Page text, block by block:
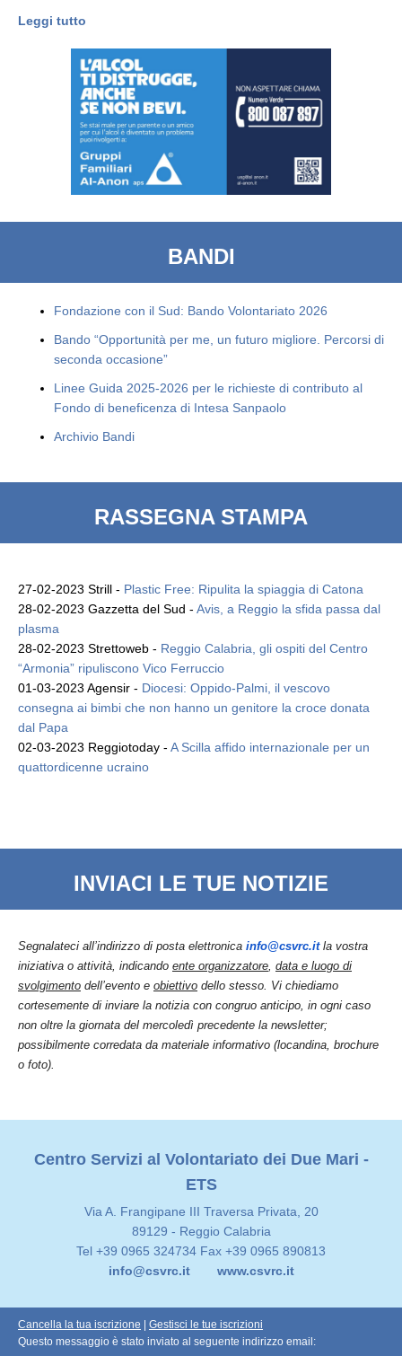
Leggi tutto
BANDI
Fondazione con il Sud: Bando Volontariato 2026
Bando “Opportunità per me, un futuro migliore. Percorsi di
seconda occasione”
Linee Guida 2025-2026 per le richieste di contributo al
Fondo di beneficenza di Intesa Sanpaolo
Archivio Bandi
RASSEGNA STAMPA
27-02-2023 Strill - Plastic Free: Ripulita la spiaggia di Catona
28-02-2023 Gazzetta del Sud - Avis, a Reggio la sfida passa dal
plasma
28-02-2023 Strettoweb - Reggio Calabria, gli ospiti del Centro
“Armonia” ripuliscono Vico Ferruccio
01-03-2023 Agensir - Diocesi: Oppido-Palmi, il vescovo
consegna ai bimbi che non hanno un genitore la croce donata
dal Papa
02-03-2023 Reggiotoday - A Scilla affido internazionale per un
quattordicenne ucraino
INVIACI LE TUE NOTIZIE
Segnalateci all’indirizzo di posta elettronica info@csvrc.it la vostra
iniziativa o attività, indicando ente organizzatore, data e luogo di
svolgimento dell’evento e obiettivo dello stesso. Vi chiediamo
cortesemente di inviare la notizia con congruo anticipo, in ogni caso
non oltre la giornata del mercoledì precedente la newsletter;
possibilmente corredata da materiale informativo (locandina, brochure
o foto).
Centro Servizi al Volontariato dei Due Mari -
ETS
Via A. Frangipane III Traversa Privata, 20
89129 - Reggio Calabria
Tel +39 0965 324734 Fax +39 0965 890813
info@csvrc.it
www.csvrc.it
Cancella la tua iscrizione
Gestisci le tue iscrizioni
Questo messaggio è stato inviato al seguente indirizzo email: